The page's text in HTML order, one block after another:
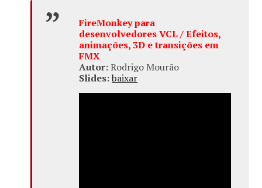
FireMonkey para
desenvolvedores VCL / Efeitos,
animações, 3D e transições em
FMX
Autor:Rodrigo Mourão
Slides:baixar